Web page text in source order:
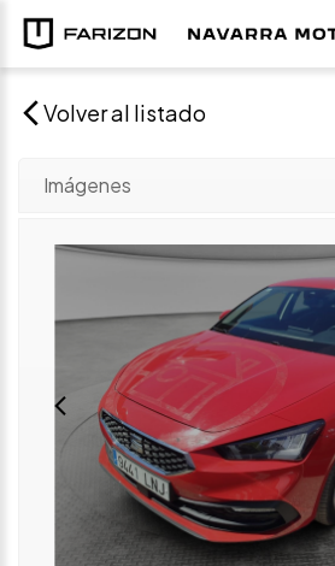
Volver al listado
Imágenes